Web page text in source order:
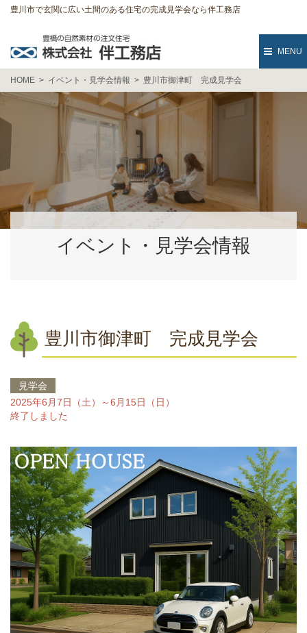
豊川市で玄関に広い土間のある住宅の完成見学会なら伴工務店
MENU
HOME イベント・見学会情報 豊川市御津町 完成見学会
イベント・見学会情報
豊川市御津町 完成見学会
見学会
2025年6月7日（土）～6月15日（日）
終了しました